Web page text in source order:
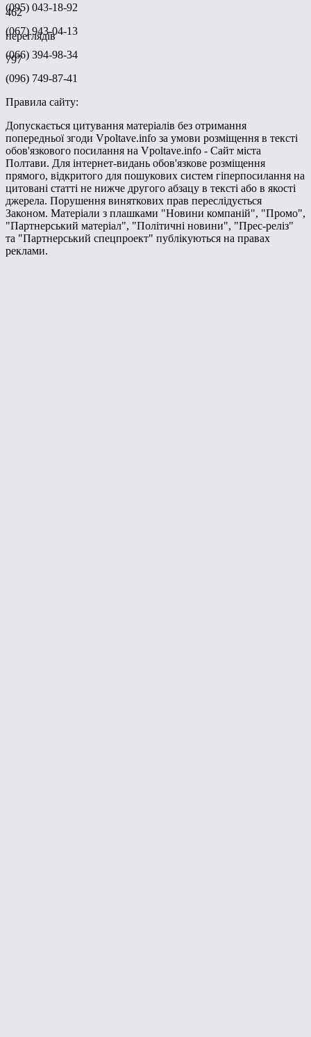
462
переглядів
797
(095) 043-18-92
(067) 943-04-13
(066) 394-98-34
(096) 749-87-41
Правила сайту:
Допускається цитування матеріалів без отримання
попередньої згоди Vpoltave.info за умови розміщення в тексті
обов'язкового посилання на Vpoltave.info - Сайт міста
Полтави. Для інтернет-видань обов'язкове розміщення
прямого, відкритого для пошукових систем гіперпосилання на
цитовані статті не нижче другого абзацу в тексті або в якості
джерела. Порушення виняткових прав переслідується
Законом. Матеріали з плашками "Новини компаній", "Промо",
"Партнерський матеріал", "Політичні новини", "Прес-реліз"
та "Партнерський спецпроект" публікуються на правах
реклами.